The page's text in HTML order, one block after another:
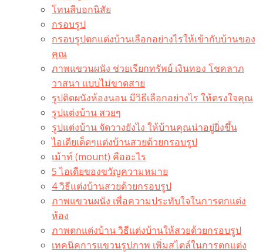
โทนสีบอกนิสัย
กรอบรูป
กรอบรูปตกแต่งบ้านเลือกอย่างไรให้เข้ากับบ้านของ
คุณ
ภาพแขวนผนัง ช่วยเรียกทรัพย์ เงินทอง โชคลาภ
วาสนา แบบไม่ขาดสาย
รูปติดผนังห้องนอน มีวิธีเลือกอย่างไร ให้ตรงใจคุณ
รูปแต่งบ้าน สวยๆ
รูปแต่งบ้าน จัดวางยังไง ให้บ้านคุณน่าอยู่ยิ่งขึ้น
ไอเดียเด็ดๆแต่งบ้านสวยด้วยกรอบรูป
เม้าท์ (mount) คืออะไร​
5 ไอเดียของขวัญความหมาย
4 วิธีแต่งบ้านสวยด้วยกรอบรูป
ภาพแขวนผนัง เพื่อความประทับใจในการตกแต่ง
ห้อง
ภาพตกแต่งบ้าน วิธีแต่งบ้านให้สวยด้วยกรอบรูป
เทคนิคการแขวนรูปภาพ เพิ่มสไตล์ในการตกแต่ง